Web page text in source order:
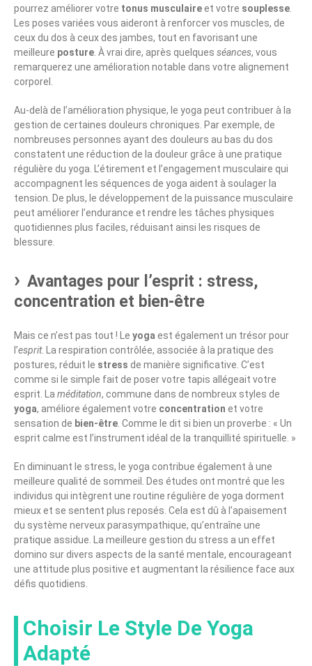
pourrez améliorer votre tonus musculaireet votre souplesse
Les poses variées vous aideront à renforcer vos muscles, de
ceux du dos à ceux des jambes, tout en favorisant une
meilleure posture . À vrai dire, après quelques séances, vous
remarquerez une amélioration notable dans votre alignement
corporel.
Au-delà de l’amélioration physique, le yoga peut contribuer à la
gestion de certaines douleurs chroniques. Par exemple, de
nombreuses personnes ayant des douleurs au bas du dos
constatent une réduction de la douleur grâce à une pratique
régulière du yoga. L’étirement et l’engagement musculaire qui
accompagnent les séquences de yoga aident à soulager la
tension. De plus, le développement de la puissance musculaire
peut améliorer l’endurance et rendre les tâches physiques
quotidiennes plus faciles, réduisant ainsi les risques de
blessure.
Avantages pour l’esprit : stress,
concentration et bien-être
Mais ce n’est pas tout ! Le yoga est également un trésor pour
l’esprit. La respiration contrôlée, associée à la pratique des
postures, réduit le stress de manière significative. C’est
comme si le simple fait de poser votre tapis allégeait votre
esprit. La méditation, commune dans de nombreux styles de
yoga, améliore également votre concentration et votre
sensation de bien-être . Comme le dit si bien un proverbe : « Un
esprit calme est l’instrument idéal de la tranquillité spirituelle. »
En diminuant le stress, le yoga contribue également à une
meilleure qualité de sommeil. Des études ont montré que les
individus qui intègrent une routine régulière de yoga dorment
mieux et se sentent plus reposés. Cela est dû à l’apaisement
du système nerveux parasympathique, qu’entraîne une
pratique assidue. La meilleure gestion du stress a un effet
domino sur divers aspects de la santé mentale, encourageant
une attitude plus positive et augmentant la résilience face aux
défis quotidiens.
Choisir Le Style De Yoga
Adapté